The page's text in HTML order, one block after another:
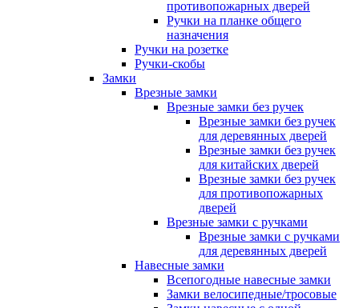
противопожарных дверей
Ручки на планке общего
назначения
Ручки на розетке
Ручки-скобы
Замки
Врезные замки
Врезные замки без ручек
Врезные замки без ручек
для деревянных дверей
Врезные замки без ручек
для китайских дверей
Врезные замки без ручек
для противопожарных
дверей
Врезные замки с ручками
Врезные замки с ручками
для деревянных дверей
Навесные замки
Всепогодные навесные замки
Замки велосипедные/тросовые